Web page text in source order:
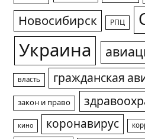
Новосибирск РПЦ
Украина
власть гражданская
закон и право
кино коронавирус